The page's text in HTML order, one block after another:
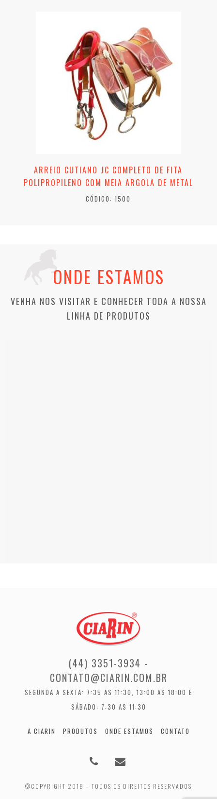
ARREIO CUTIANO JC COMPLETO DE FITA
POLIPROPILENO COM MEIA ARGOLA DE METAL
CÓDIGO: 1500
ONDE ESTAMOS
VENHA NOS VISITAR E CONHECER TODA A NOSSA
LINHA DE PRODUTOS
(44) 3351-3934 -
CONTATO@CIARIN.COM.BR
SEGUNDA A SEXTA: 7:35 AS 11:30, 13:00 AS 18:00 E
SÁBADO: 7:30 AS 11:30
A CIARIN PRODUTOS ONDE ESTAMOS CONTATO
©COPYRIGHT 2018 – TODOS OS DIREITOS RESERVADOS